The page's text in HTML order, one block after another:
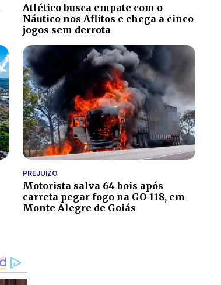
Atlético busca empate com o
Náutico nos Aflitos e chega a cinco
jogos sem derrota
PREJUÍZO
Motorista salva 64 bois após
carreta pegar fogo na GO-118, em
Monte Alegre de Goiás